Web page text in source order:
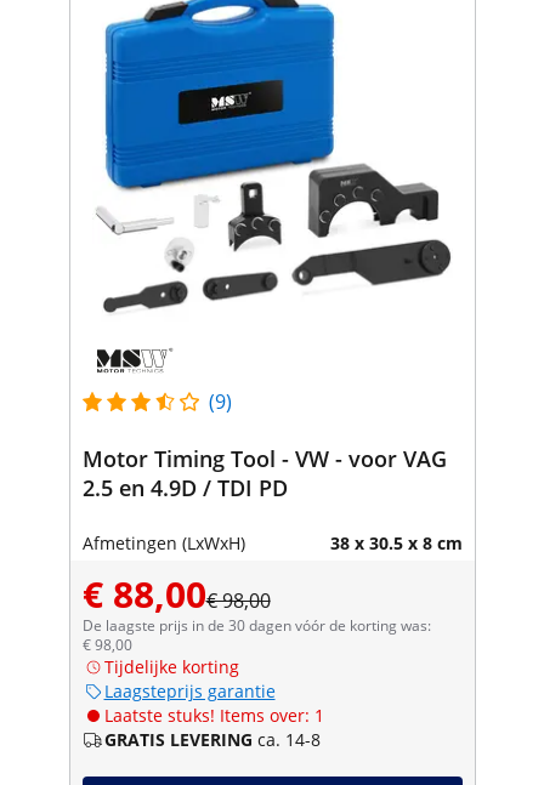
(9)
Motor Timing Tool - VW - voor VAG
2.5 en 4.9D / TDI PD
Afmetingen (LxWxH) 38 x 30.5 x 8 cm
€ 88,00€ 98,00
De laagste prijs in de 30 dagen vóór de korting was:
€ 98,00
Tijdelijke korting
Laagsteprijs garantie
Laatste stuks! Items over: 1
GRATIS LEVERING ca. 14-8